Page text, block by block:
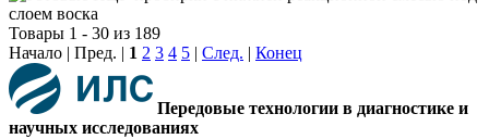
Товары 1 - 30 из 189
Начало | Пред. | 1 2 3 4 5 | След. | Конец
Передовые технологии в диагностике и
научных исследованиях